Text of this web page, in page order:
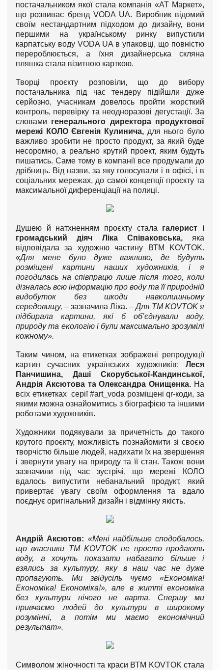
постачальником якої стала компанія «АТ Маркет»,
що розвиває бренд VODA UA. Виробник відомий
своїм нестандартним підходом до дизайну, вони
першими на українському ринку випустили
карпатську воду VODA UA в упаковці, що повністю
перероблюється, а їхня дизайнерська скляна
пляшка стала візитною карткою.
Творці проєкту розповіли, що до вибору
постачальника під час тендеру підійшли дуже
серйозно, учасникам довелось пройти жорсткий
контроль, перевірку та неодноразові дегустації. За
словами генерального директора продуктової
мережі КОЛО Євгенія Кулинича, для нього було
важливо зробити не просто продукт, за який буде
несоромно, а реально крутий проект, яким будуть
пишатись. Саме тому в компанії все продумали до
дрібниць. Від назви, за яку голосували і в офісі, і в
соціальних мережах, до самої концепції проєкту та
максимальної диференціації на полиці.
Душею й натхненням проєкту стала галерист і
громадський діяч Ліка Співаковська,яка
відповідала за художню частину ВТМ KOVTOK.
«Для мене було дуже важливо, де будуть
розміщені картини наших художників, і я
погодилась на співпрацю лише після того, коли
дізналась всю інформацію про воду та її природній
видобуток без шкоди навколишньому
середовищу, – зазначила Ліка. – Для ТМ KOVTOK я
підбирала картини, які б об’єднували воду,
природу та екологію і були максимально зрозумілі
кожному».
Таким чином, на етикетках зображені репродукції
картин сучасних українських художників: Леся
Панчишина, Даші Скорубської-Кандинської,
Андрія Аксютова та Олександра Онищенка. На
всіх етикетках серії #art_voda розміщені qr-коди, за
якими можна ознайомитись з біографією та іншими
роботами художників.
Художники подякували за причетність до такого
крутого проєкту, можливість познайомити зі своєю
творчістю більше людей, надихати їх на звершення
і звернути увагу на природу та її стан. Також вони
зазначили під час зустрічі, що мережі КОЛО
вдалось випустити небанальний продукт, який
привертає увагу своїм оформлення та вдало
поєднує оригінальний дизайн і відмінну якість.
Андрій Аксютов: «Мені найбільше сподобалось,
що власники ТМ KOVTOK не просто продають
воду, а хочуть показати набагато більше і
взялись за культуру, яку в наш час не дуже
пропагують. Ми звідусіль чуємо «Економіка!
Економіка! Економіка!», але в житті економіка
без культури нічого не варта. Спершу ми
привчаємо людей до культури в широкому
розумінні, а потім ми маємо економічний
результат».
Символом жіночності та краси ВТМ KOVTOK стала